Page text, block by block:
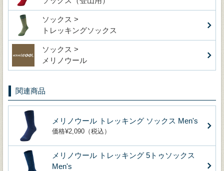
ソックス >
トレッキングソックス
ソックス >
メリノウール
関連商品
メリノウール トレッキング ソックス Men's
価格¥2,090（税込）
メリノウール トレッキング 5トゥソックス
Men's